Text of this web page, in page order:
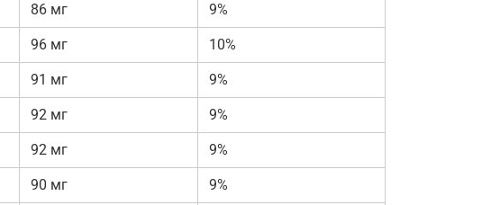
86 мг 9%
96 мг 10%
91 мг 9%
92 мг 9%
92 мг 9%
90 мг 9%